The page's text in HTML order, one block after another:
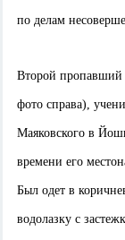
по делам
Второй
фото справа),
Маяковского в
времени его
Был одет в
водолазку с